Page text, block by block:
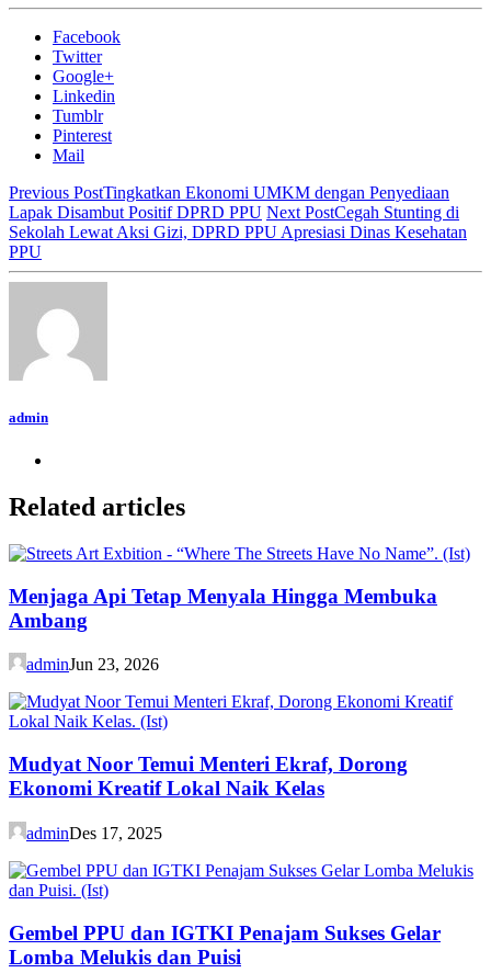
Facebook
Twitter
Google+
Linkedin
Tumblr
Pinterest
Mail
Previous PostTingkatkan Ekonomi UMKM dengan Penyediaan
Lapak Disambut Positif DPRD PPU Next PostCegah Stunting di
Sekolah Lewat Aksi Gizi, DPRD PPU Apresiasi Dinas Kesehatan
PPU
admin
Related articles
Menjaga Api Tetap Menyala Hingga Membuka
Ambang
adminJun 23, 2026
Mudyat Noor Temui Menteri Ekraf, Dorong
Ekonomi Kreatif Lokal Naik Kelas
adminDes 17, 2025
Gembel PPU dan IGTKI Penajam Sukses Gelar
Lomba Melukis dan Puisi